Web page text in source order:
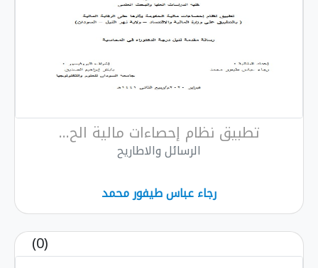
تطبيق نظام إحصاءات مالية الح...
الرسائل والاطاريح
رجاء عباس طيفور محمد
(0)